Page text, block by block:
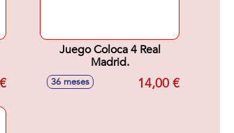
Juego Coloca 4 Real
Madrid.
36 meses 14,00 €